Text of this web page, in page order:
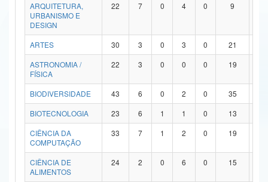
Ministério da Mulher, da Família e dos Direitos Humanos
Secretaria de Governo
Advocacia-Geral da União
Banco Central do Brasil
ARQUITETURA,
URBANISMO E
DESIGN
22 7 0 4 0 9
ARTES 30 3 0 3 0 21
ASTRONOMIA /
FÍSICA
22 3 0 0 0 19
BIODIVERSIDADE 43 6 0 2 0 35
BIOTECNOLOGIA
23 6 1 1 0 13
CIÊNCIA DA
COMPUTAÇÃO
33 7 1 2 0 19
CIÊNCIA DE
ALIMENTOS
24 2 0 6 0 15